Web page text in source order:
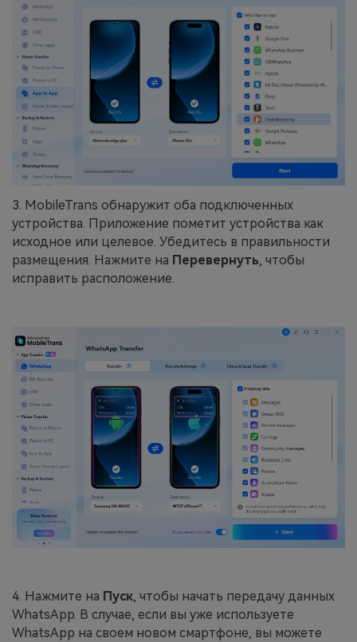
3. MobileTrans обнаружит оба подключенных
устройства. Приложение пометит устройства как
исходное или целевое. Убедитесь в правильности
размещения. Нажмите на Перевернуть, чтобы
исправить расположение.
4. Нажмите на Пуск, чтобы начать передачу данных
WhatsApp. В случае, если вы уже используете
WhatsApp на своем новом смартфоне, вы можете